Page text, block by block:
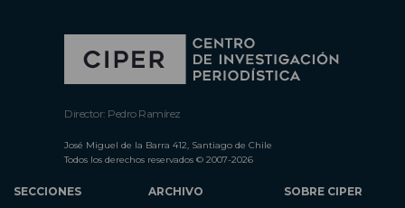
Director: Pedro Ramírez
José Miguel de la Barra 412, Santiago de Chile
Todos los derechos reservados © 2007-2026
SECCIONES
ARCHIVO
SOBRE CIPER